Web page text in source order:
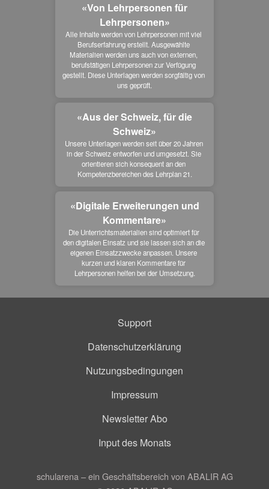
«Von Lehrpersonen für
Lehrpersonen»
Alle Inhalte werden von Lehrpersonen mit viel
Berufserfahrung erstellt. Ausgewählte
Materialien werden uns auch von externen,
berufstätigen Lehrpersonen zur Verfügung
gestellt. Diese Unterlagen werden sorgfältig von
uns geprüft.
«Aus der Schweiz, für die
Schweiz»
Unsere Unterlagen werden seit über 20 Jahren
in der Schweiz entworfen und umgesetzt. Sie
orientieren sich konsequent an den
Kompetenzbereichen des Lehrplan 21.
«Digitale Erweiterungen und
Kommentare»
Die Unterrichtsmaterialien sind optimiert für
den digitalen Einsatz und sie lassen sich an die
eigenen Einsatzzwecke anpassen. Unsere
kurzen und klaren Kommentare für
Lehrpersonen helfen bei der Umsetzung.
Support
Datenschutzerklärung
Nutzungsbedingungen
Impressum
Newsletter Abo
Input des Monats
schularena – ein Geschäftsbereich von ABALIR AG